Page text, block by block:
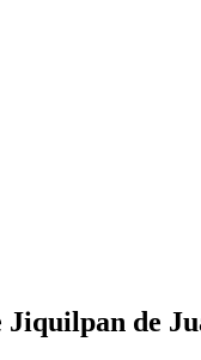
Jiquilpan de